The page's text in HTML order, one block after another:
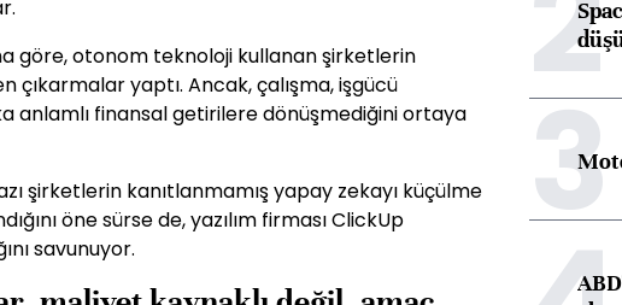
göre, otonom teknoloji kullanan şirketlerin
çıkarmalar yaptı. Ancak, çalışma, işgücü
anlamlı finansal getirilere dönüşmediğini ortaya
şirketlerin kanıtlanmamış yapay zekayı küçülme
öne sürse de, yazılım firması ClickUp
savunuyor.
3